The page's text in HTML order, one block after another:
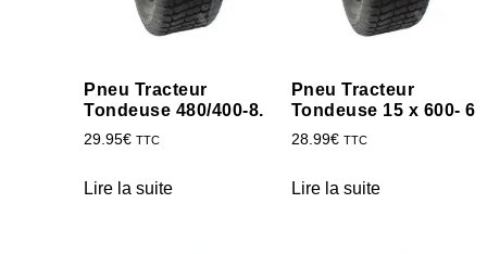
Pneu Tracteur
Tondeuse 480/400-8.
29.95€ TTC
Lire la suite
Pneu Tracteur
Tondeuse 15 x 600- 6
28.99€ TTC
Lire la suite